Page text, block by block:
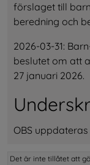
förslaget till
beredning och
2026-03-31:
beslutet om att
27 januari 2026.
OBS
Det är inte tillåtet att